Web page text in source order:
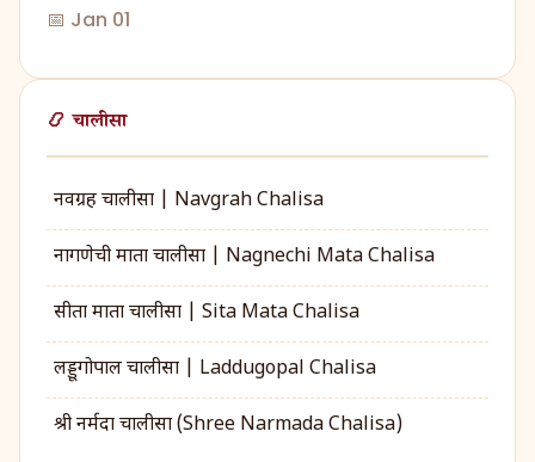
📅 Jan 01
📿 चालीसा
नवग्रह चालीसा | Navgrah Chalisa
नागणेची माता चालीसा | Nagnechi Mata Chalisa
सीता माता चालीसा | Sita Mata Chalisa
लड्डूगोपाल चालीसा | Laddugopal Chalisa
श्री नर्मदा चालीसा (Shree Narmada Chalisa)